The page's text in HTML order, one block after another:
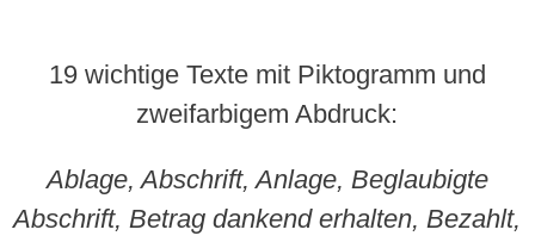
19 wichtige Texte mit Piktogramm und
zweifarbigem Abdruck:
Ablage, Abschrift, Anlage, Beglaubigte
Abschrift, Betrag dankend erhalten, Bezahlt,